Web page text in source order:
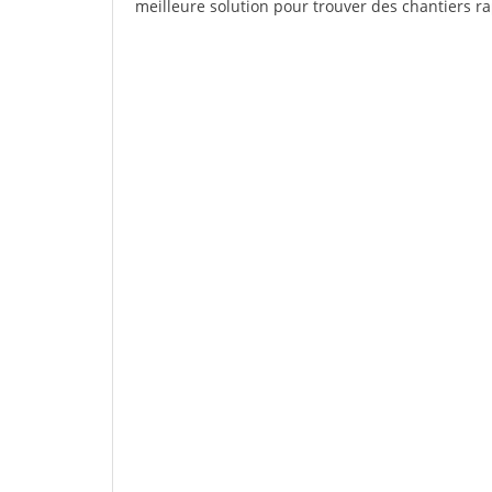
meilleure solution pour trouver des chantiers